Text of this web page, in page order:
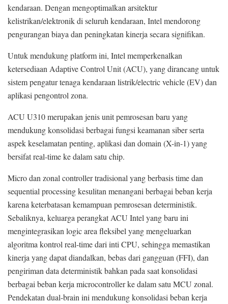
kendaraan. Dengan mengoptimalkan arsitektur
kelistrikan/elektronik di seluruh kendaraan, Intel mendorong
pengurangan biaya dan peningkatan kinerja secara signifikan.
Untuk mendukung platform ini, Intel memperkenalkan
ketersediaan Adaptive Control Unit (ACU), yang dirancang untuk
sistem pengatur tenaga kendaraan listrik/electric vehicle (EV) dan
aplikasi pengontrol zona.
ACU U310 merupakan jenis unit pemrosesan baru yang
mendukung konsolidasi berbagai fungsi keamanan siber serta
aspek keselamatan penting, aplikasi dan domain (X-in-1) yang
bersifat real-time ke dalam satu chip.
Micro dan zonal controller tradisional yang berbasis time dan
sequential processing kesulitan menangani berbagai beban kerja
karena keterbatasan kemampuan pemrosesan deterministik.
Sebaliknya, keluarga perangkat ACU Intel yang baru ini
mengintegrasikan logic area fleksibel yang mengeluarkan
algoritma kontrol real-time dari inti CPU, sehingga memastikan
kinerja yang dapat diandalkan, bebas dari gangguan (FFI), dan
pengiriman data deterministik bahkan pada saat konsolidasi
berbagai beban kerja microcontroller ke dalam satu MCU zonal.
Pendekatan dual-brain ini mendukung konsolidasi beban kerja